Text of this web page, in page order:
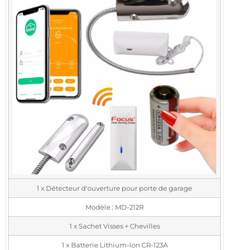
1 x Détecteur d'ouverture pour porte de garage
Modèle : MD-212R
1 x Sachet Visses + Chevilles
1 x Batterie Lithium-Ion CR-123A